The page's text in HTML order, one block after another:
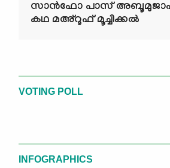
സാൻഫോ പാസ്
കഥ മഅ്റൂഫ് മൂച്ചിക്കല്‍
VOTING POLL
INFOGRAPHICS